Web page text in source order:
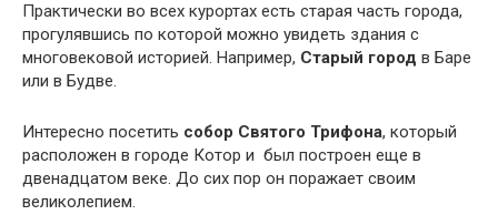
Практически во всех курортах есть старая часть города,
прогулявшись по которой можно увидеть здания с
многовековой историей. Например, Старый город в Баре
или в Будве.
Интересно посетить собор Святого Трифона, который
расположен в городе Котор и был построен еще в
двенадцатом веке. До сих пор он поражает своим
великолепием.